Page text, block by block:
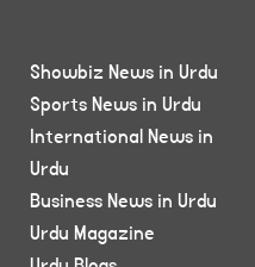
Showbiz News in Urdu
Sports News in Urdu
International News in
Urdu
Business News in Urdu
Urdu Magazine